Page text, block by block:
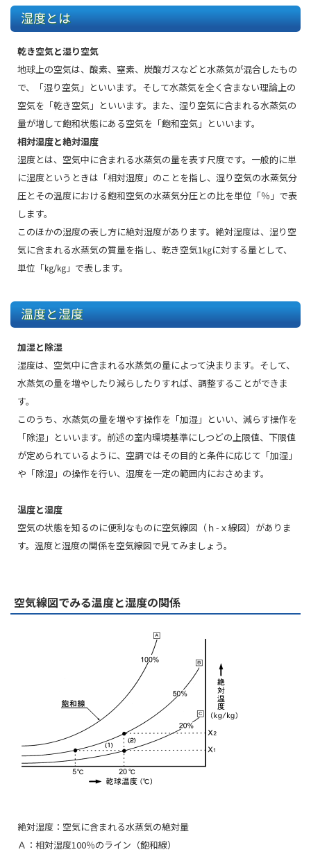
湿度とは
乾き空気と湿り空気
地球上の空気は、酸素、窒素、炭酸ガスなどと水蒸気が混合したもの
で、「湿り空気」といいます。そして水蒸気を全く含まない理論上の
空気を「乾き空気」といいます。また、湿り空気に含まれる水蒸気の
量が増して飽和状態にある空気を「飽和空気」といいます。
相対湿度と絶対湿度
湿度とは、空気中に含まれる水蒸気の量を表す尺度です。一般的に単
に湿度というときは「相対湿度」のことを指し、湿り空気の水蒸気分
圧とその温度における飽和空気の水蒸気分圧との比を単位「％」で表
します。
このほかの湿度の表し方に絶対湿度があります。絶対湿度は、湿り空
気に含まれる水蒸気の質量を指し、乾き空気1㎏に対する量として、
単位「㎏/㎏」で表します。
温度と湿度
加湿と除湿
湿度は、空気中に含まれる水蒸気の量によって決まります。そして、
水蒸気の量を増やしたり減らしたりすれば、調整することができま
す。
このうち、水蒸気の量を増やす操作を「加湿」といい、減らす操作を
「除湿」といいます。前述の室内環境基準にしつどの上限値、下限値
が定められているように、空調ではその目的と条件に応じて「加湿」
や「除湿」の操作を行い、湿度を一定の範囲内におさめます。
温度と湿度
空気の状態を知るのに便利なものに空気線図（ｈ-ｘ線図）がありま
す。温度と湿度の関係を空気線図で見てみましょう。
空気線図でみる温度と湿度の関係
絶対湿度：空気に含まれる水蒸気の絶対量
Ａ：相対湿度100％のライン（飽和線）